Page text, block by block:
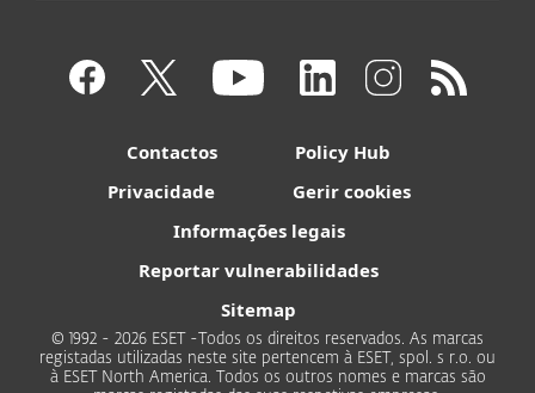
Contactos
Policy Hub
Privacidade
Gerir cookies
Informações legais
Reportar vulnerabilidades
Sitemap
© 1992 - 2026 ESET -Todos os direitos reservados. As marcas
registadas utilizadas neste site pertencem à ESET, spol. s r.o. ou
à ESET North America. Todos os outros nomes e marcas são